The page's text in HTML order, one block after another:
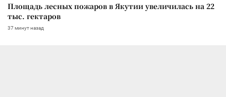
Площадь лесных пожаров в Якутии увеличилась на 22
тыс. гектаров
37 минут назад